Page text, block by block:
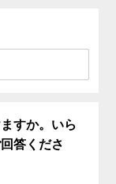
すか。いら
答くださ